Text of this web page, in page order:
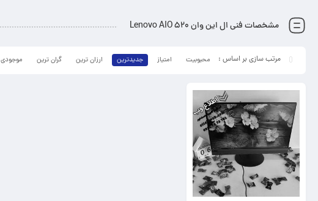
مشخصات فنی ال این وان Lenovo AIO 520
محبوبیت امتیاز جدیدترین ارزان ترین گران ترین موجودی